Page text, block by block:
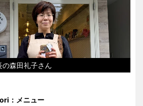
森田礼子さん
：メニュー